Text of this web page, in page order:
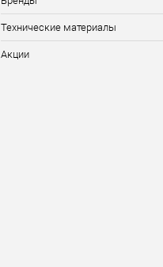
Технические материалы
Акции